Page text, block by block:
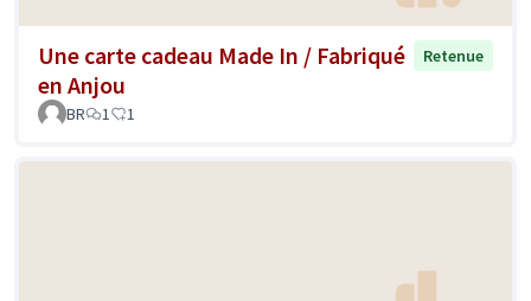
Une carte cadeau Made In / Fabriqué
en Anjou
Retenue
BR 1 1